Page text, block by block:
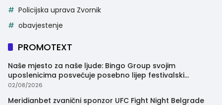
Policijska uprava Zvornik
obavjestenje
PROMOTEXT
Naše mjesto za naše ljude: Bingo Group svojim
uposlenicima posvećuje posebno lijep festivalski
trenutak
02/08/2026
Meridianbet zvanični sponzor UFC Fight Night Belgrade